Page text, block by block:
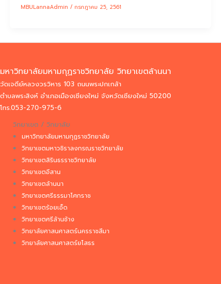
MBULannaAdmin / กรกฎาคม 25, 2561
มหาวิทยาลัยมหามกุฏราชวิทยาลัย วิทยาเขตล้านนา
วัดเจดีย์หลวงวรวิหาร 103 ถนนพระปกเกล้า
ตำบลพระสิงห์ อำเภอเมืองเชียงใหม่ จังหวัดเชียงใหม่ 50200
โทร.053-270-975-6
วิทยาเขต / วิทยาลัย
มหาวิทยาลัยมหามกุฏราชวิทยาลัย
วิทยาเขตมหาวชิราลงกรณราชวิทยาลัย
วิทยาเขตสิรินธรราชวิทยาลัย
วิทยาเขตอีสาน
วิทยาเขตล้านนา
วิทยาเขตศรีธรรมาโศกราช
วิทยาเขตร้อยเอ็ด
วิทยาเขตศรีล้านช้าง
วิทยาลัยศาสนศาสตร์นครราชสีมา
วิทยาลัยศาสนศาสตร์ยโสธร